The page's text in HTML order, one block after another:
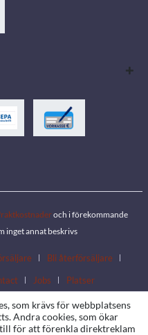
och i förekommande
inget annat beskrivs
Bli återförsäljare
Jobs Platser
som krävs för webbplatsens
Andra cookies, som ökar
för att förenkla direktreklam